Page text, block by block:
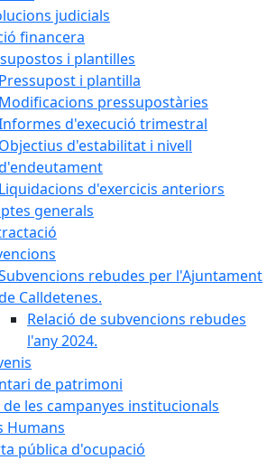
judicials
financera
i plantilles
Pressupost i plantilla
Modificacions pressupostàries
d'execució trimestral
Objectius d'estabilitat i nivell
Liquidacions d'exercicis anteriors
generals
rebudes per l'Ajuntament
Calldetenes.
Relació de subvencions rebudes
l'any 2024.
de patrimoni
de les campanyes institucionals
Humans
pública d'ocupació